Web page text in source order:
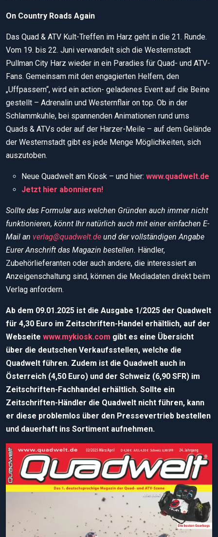
On Country Roads Again
Das Quad & ATV Kult-Treffen im Harz geht in die 21. Runde.
Vom 19. bis 22. Juni verwandelt sich die Westernstadt
Pullman City Harz wieder in ein Paradies für Quad- und ATV-
Fans. Gemeinsam mit den engagierten Helfern, den
„Uffpassern“, wird ein action­- geladenes Event auf die Beine
gestellt – Adrenalin und Westernflair on top. Ob in der
Schlammkuhle, bei spannenden Animationen rund ums
Quads & ATVs oder auf der Harzer-Meile – auf dem Gelände
der Westernstadt gibt es jede Menge Möglichkeiten, sich
auszutoben.
Neue Quadwelt am Kiosk – und hier: www.quadwelt.de
Jetzt hier abonnieren!
Sollte das Formular aus welchen Gründen auch immer nicht
funktionieren, könnt Ihr natürlich auch mit einer einfachen E-
Mail an verlag@quadwelt.de und der vollständigen Angabe
Eurer Anschrift das Magazin bestellen. Händler,
Zubehörlieferanten oder auch andere, die interessiert an
Anzeigenschaltung sind, können die Mediadaten direkt beim
Verlag anfordern.
Ab dem 09.01.2025 ist die Ausgabe 1/2025 der Quadwelt
für 4,30 Euro im Zeitschriften-Handel erhältlich, auf der
Webseite www.mykiosk.com gibt es eine Übersicht
über die deutschen Verkaufsstellen, welche die
Quadwelt führen. Zudem ist die Quadwelt auch in
Österreich (4,50 Euro) und der Schweiz (6,90 SFR) im
Zeitschriften-Fachhandel erhältlich. Sollte ein
Zeitschriften-Händler die Quadwelt nicht führen, kann
er diese problemlos über den Pressevertrieb bestellen
und dauerhaft ins Sortiment aufnehmen.